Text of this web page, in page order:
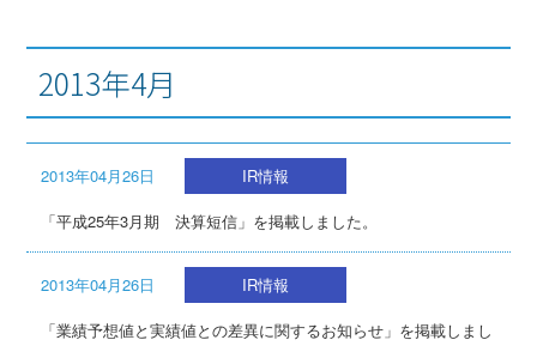
2013年4月
2013年04月26日
IR情報
「平成25年3月期 決算短信」を掲載しました。
2013年04月26日
IR情報
「業績予想値と実績値との差異に関するお知らせ」を掲載しまし